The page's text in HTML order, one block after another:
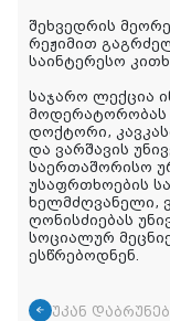
შეხვედრის
რეჟიმით
საინტერესო
საჯარო ლექცია
მოდერატორობას
დოქტორი,
და ვარშავის
საერთაშორისო
უსაფრთხოების
ხელმძღვანელი,
ღონისძიებას
სოციალურ
ესწრებოდნენ.
უკან